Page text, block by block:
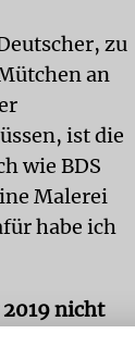
zu
an
ist die
wie BDS
Malerei
habe ich
nicht